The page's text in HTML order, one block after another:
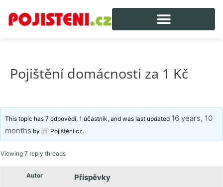
Pojištění domácnosti za 1 Kč
This topic has 7 odpovědí, 1 účastník, and was last updated 16 years, 10
months by Pojištění.cz.
Viewing 7 reply threads
Autor Příspěvky